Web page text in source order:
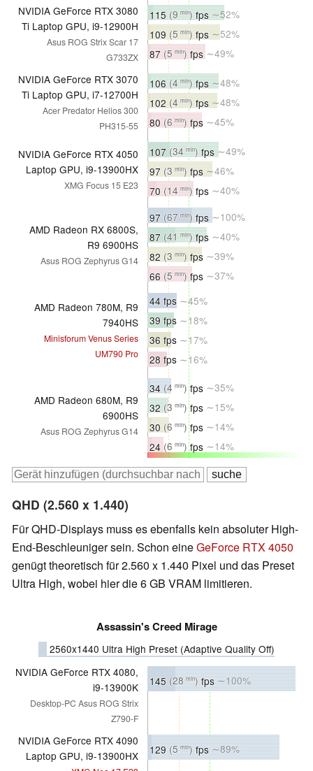
NVIDIA GeForce RTX 3080
Ti Laptop GPU, i9-12900H
Asus ROG Strix Scar 17
G733ZX
115(9 min)fps∼52%
109(5 min)fps∼52%
87 (5 min) fps ∼49%
NVIDIA GeForce RTX 3070
Ti Laptop GPU, i7-12700H
Acer Predator Helios 300
PH315-55
106(4 min)fps∼48%
102(4 min)fps∼48%
80 (6 min) fps ∼45%
NVIDIA GeForce RTX 4050
Laptop GPU, i9-13900HX
XMG Focus 15 E23
107 (34 min)fps∼49%
97(3 min)fps∼46%
70 (14 min) fps ∼40%
AMD Radeon RX 6800S,
R9 6900HS
Asus ROG Zephyrus G14
97 (67 min)fps∼100%
87 (41 min)fps ∼40%
82(3 min)fps ∼39%
66 (5 min) fps ∼37%
AMD Radeon 780M, R9
7940HS
Minisforum Venus Series
UM790 Pro
44 fps ∼45%
39 fps ∼18%
36 fps ∼17%
28 fps ∼16%
AMD Radeon 680M, R9
6900HS
Asus ROG Zephyrus G14
34(4 min)fps ∼35%
32(3 min)fps ∼15%
30(6 min)fps ∼14%
24 (6 min)fps ∼14%
QHD (2.560 x 1.440)
Für QHD-Displays muss es ebenfalls kein absoluter High-
End-Beschleuniger sein. Schon eineGeForce RTX 4050
genügt theoretisch für 2.560 x 1.440 Pixel und das Preset
Ultra High, wobei hier die 6 GB VRAM limitieren.
Assassin's Creed Mirage
2560x1440 Ultra High Preset (Adaptive Quality Off)
NVIDIA GeForce RTX 4080,
i9-13900K
Desktop-PC Asus ROG Strix
Z790-F
145 (28 min)fps∼100%
NVIDIA GeForce RTX 4090
Laptop GPU, i9-13900HX
129(5 min)fps∼89%